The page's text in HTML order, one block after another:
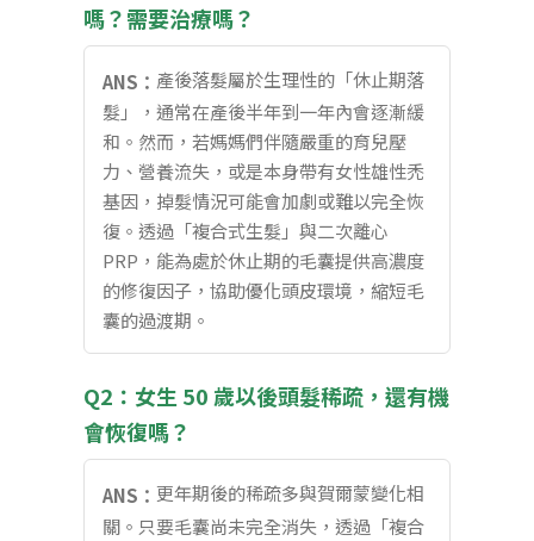
嗎？需要治療嗎？
ANS： 產後落髮屬於生理性的「休止期落
髮」，通常在產後半年到一年內會逐漸緩
和。然而，若媽媽們伴隨嚴重的育兒壓
力、營養流失，或是本身帶有女性雄性禿
基因，掉髮情況可能會加劇或難以完全恢
復。透過「複合式生髮」與二次離心
PRP，能為處於休止期的毛囊提供高濃度
的修復因子，協助優化頭皮環境，縮短毛
囊的過渡期。
Q2：女生 50 歲以後頭髮稀疏，還有機
會恢復嗎？
ANS： 更年期後的稀疏多與賀爾蒙變化相
關。只要毛囊尚未完全消失，透過「複合